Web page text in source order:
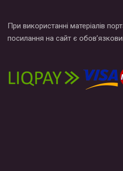
При використанні матеріалів
посилання на сайт є